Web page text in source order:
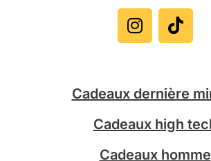
n
s
t
r
a
m
i
k
t
Cadeaux dernière
Cadeaux high
Cadeaux homme